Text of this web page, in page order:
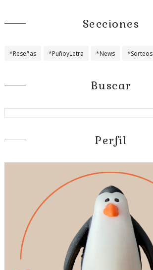
Secciones
*Reseñas *PuñoyLetra *News *Sorteos
Buscar
Perfil